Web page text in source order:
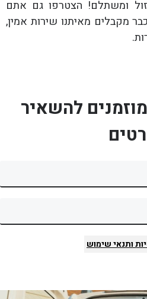
ומשתלם! הצטרפו גם אתם
מקבלים מאיתנו שירות אמין,
להשאיר
ותנאי שימוש